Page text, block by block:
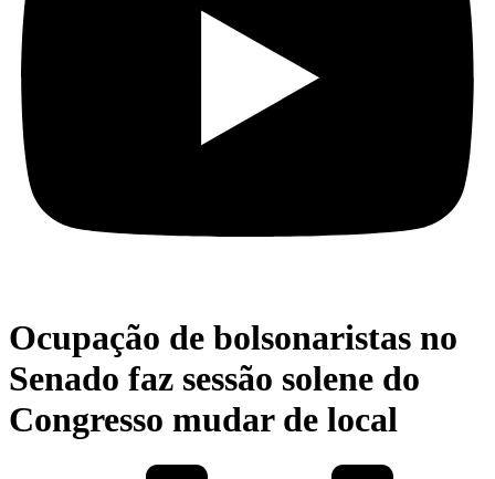
Ocupação de bolsonaristas no
Senado faz sessão solene do
Congresso mudar de local